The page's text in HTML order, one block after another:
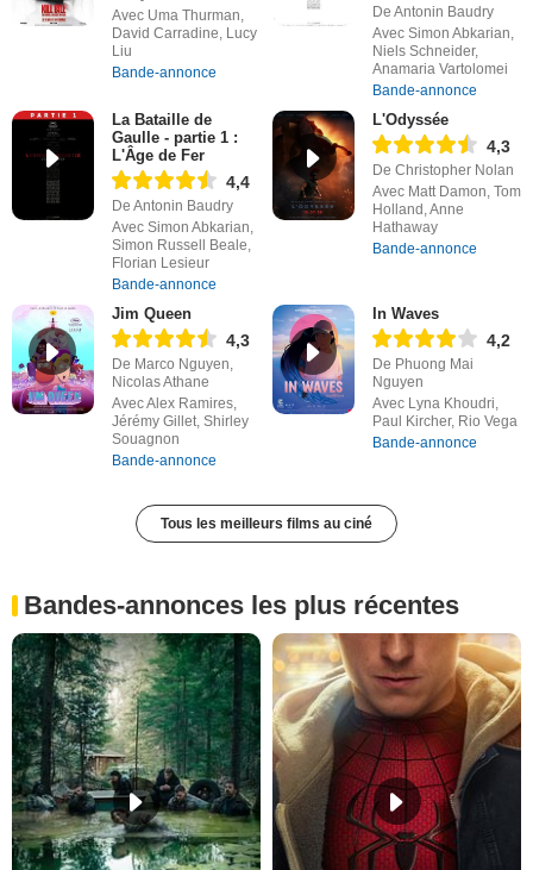
Avec Uma Thurman,
David Carradine, Lucy
Liu
Bande-annonce
De Antonin Baudry
Avec Simon Abkarian,
Niels Schneider,
Anamaria Vartolomei
Bande-annonce
La Bataille de
Gaulle - partie 1 :
L'Âge de Fer
4,4
De Antonin Baudry
Avec Simon Abkarian,
Simon Russell Beale,
Florian Lesieur
Bande-annonce
L'Odyssée
4,3
De Christopher Nolan
Avec Matt Damon, Tom
Holland, Anne
Hathaway
Bande-annonce
Jim Queen
4,3
De Marco Nguyen,
Nicolas Athane
Avec Alex Ramires,
Jérémy Gillet, Shirley
Souagnon
Bande-annonce
In Waves
4,2
De Phuong Mai
Nguyen
Avec Lyna Khoudri,
Paul Kircher, Rio Vega
Bande-annonce
Tous les meilleurs films au ciné
Bandes-annonces les plus récentes